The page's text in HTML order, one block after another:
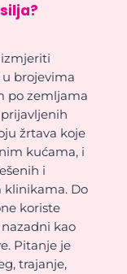
brojevima
po zemljama
žrtava koje
kućama, i
i
klinikama. Do
koriste
kao
Pitanje je
trajanje,